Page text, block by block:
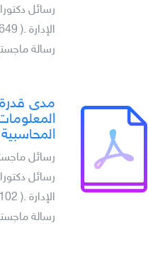
رسائل
رسالة
مدى
رسائل
رسائل
رسالة